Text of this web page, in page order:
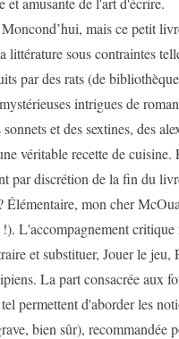
mais ce petit
sous contraintes
par des rats (de
intrigues de
et des sextines, des
véritable recette de cuisine.
par discrétion de la fin du
mon cher
L'accompagnement critique
et substituer, Jouer le jeu,
La part consacrée aux
permettent d'aborder les
bien sûr), recommandée